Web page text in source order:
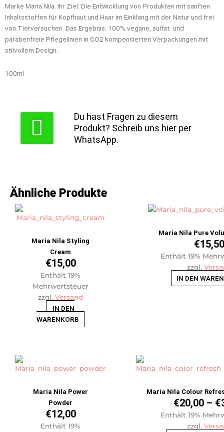
Marke Maria Nila. Ihr Ziel: Die Entwicklung von Produkten mit sanften
Inhaltsstoffen für Kopfhaut und Haar im Einklang mit der Natur und frei
von Tierversuchen. Das Ergebnis: 100% vegane, sulfat- und
parabenfreie Pflegelinien in CO2 kompensierten Verpackungen mit
stilvollem Design.
100ml
Du hast Fragen zu diesem
Produkt? Schreib uns hier per
WhatsApp.
Ähnliche Produkte
Maria Nila Styling
Cream
€15,00
Enthält 19%
Mehrwertsteuer
zzgl. Versand
IN DEN
WARENKORB
Maria Nila Pure
€15,50
Enthält 19%
zzgl.
IN DEN
Maria Nila Power
Powder
€12,00
Enthält 19%
Maria Nila Colour
€20,00 – €
Enthält 19%
zzgl.